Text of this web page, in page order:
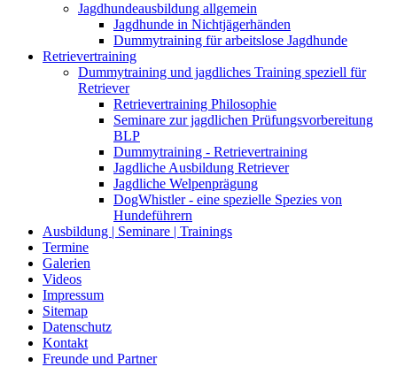
Jagdhundeausbildung allgemein
Jagdhunde in Nichtjägerhänden
Dummytraining für arbeitslose Jagdhunde
Retrievertraining
Dummytraining und jagdliches Training speziell für
Retriever
Retrievertraining Philosophie
Seminare zur jagdlichen Prüfungsvorbereitung
BLP
Dummytraining - Retrievertraining
Jagdliche Ausbildung Retriever
Jagdliche Welpenprägung
DogWhistler - eine spezielle Spezies von
Hundeführern
Ausbildung | Seminare | Trainings
Termine
Galerien
Videos
Impressum
Sitemap
Datenschutz
Kontakt
Freunde und Partner